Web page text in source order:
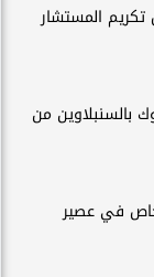
المستشار
بالسنبلاوين من
إصابة 4 أشخاص في عصير